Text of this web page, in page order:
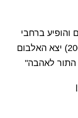
והופיע ברחבי
הארץ. אחרי מותו (ב-17 באוקטובר 2004) יצא האלבום
התור לאהבה"